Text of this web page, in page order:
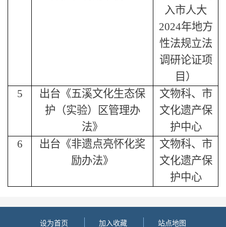
入市人大
2024年地方
性法规立法
调研论证项
目）
5
出台《五溪文化生态保
护（实验）区管理办
法》
文物科、市
文化遗产保
护中心
6
出台《非遗点亮怀化奖
励办法》
文物科、市
文化遗产保
护中心
设为首页 加入收藏 站点地图